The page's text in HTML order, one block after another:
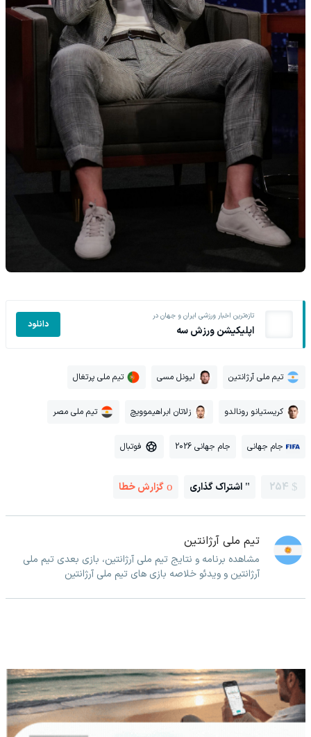
تازه‌ترین اخبار ورزشی ایران و جهان در
اپلیکیشن ورزش سه دانلود
تیم ملی آرژانتین لیونل مسی تیم ملی پرتغال
کریستیانو رونالدو زلاتان ابراهیموویچ تیم ملی مصر
جام جهانی جام جهانی 2026 فوتبال
254 اشتراک گذاری گزارش خطا
تیم ملی آرژانتین
مشاهده برنامه و نتایج تیم ملی آرژانتین، بازی بعدی تیم ملی
آرژانتین و ویدئو خلاصه بازی های تیم ملی آرژانتین